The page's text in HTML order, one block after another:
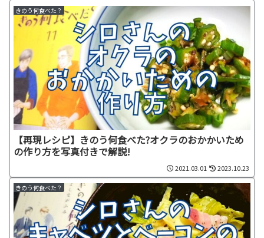
きのう何食べた？
【再現レシピ】きのう何食べた?オクラのおかかいため
の作り方を写真付きで解説!
2021.03.01 2023.10.23
きのう何食べた？